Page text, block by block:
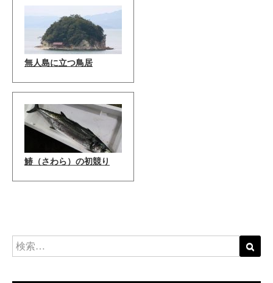
無人島に立つ鳥居
鰆（さわら）の初競り